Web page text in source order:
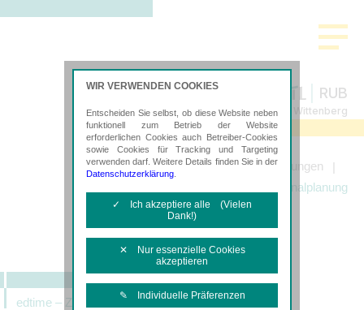
RUB
Steuerberatung in Lutherstadt Wittenberg
Startseite
Leistungen
edtime – Zeiterfassung und Personalplanung
edtime – Zeiterfassung und Personalplanung
WIR VERWENDEN COOKIES
Entscheiden Sie selbst, ob diese Website neben
funktionell zum Betrieb der Website
erforderlichen Cookies auch Betreiber-Cookies
sowie Cookies für Tracking und Targeting
verwenden darf. Weitere Details finden Sie in der
Datenschutzerklärung
✓ Ich akzeptiere alle (Vielen
Dank!)
✕ Nur essenzielle Cookies
akzeptieren
✎ Individuelle Präferenzen